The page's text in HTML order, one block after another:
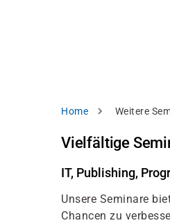
Pfadnavigation
Home Weitere
Vielfältige
IT, Publishing,
Unsere Seminare
Chancen zu
akzeptieren
Einstellungen